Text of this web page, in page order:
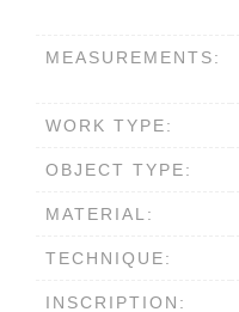
MEASUREMENTS:
WORK TYPE:
OBJECT TYPE:
MATERIAL:
TECHNIQUE:
INSCRIPTION: